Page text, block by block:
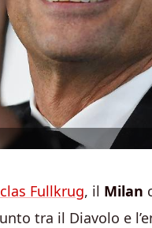
Fullkrug, il Milan
tra il Diavolo e